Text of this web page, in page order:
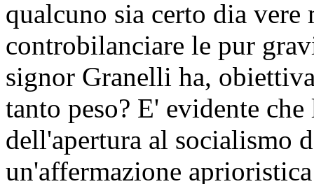
qualcuno sia certo dia
controbilanciare le pur
signor Granelli ha,
tanto peso? E' evidente
dell'apertura al socialismo
un'affermazione